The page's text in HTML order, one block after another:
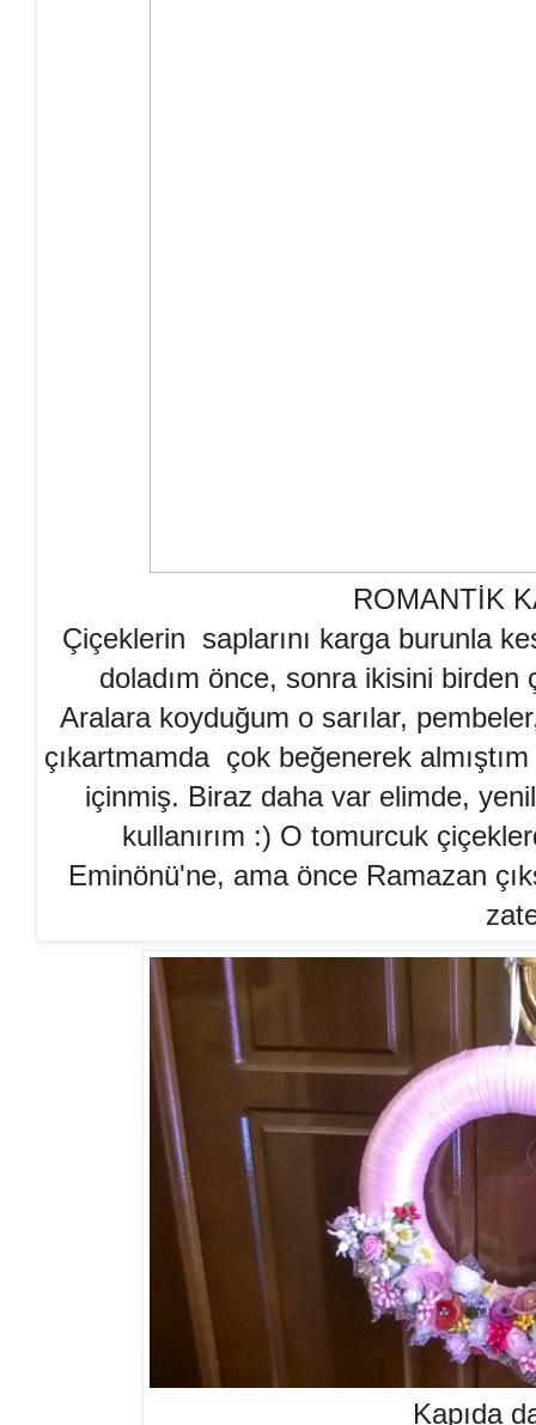
ROMANTİK
Çiçeklerin saplarını karga burunla
doladım önce, sonra ikisini birden
Aralara koyduğum o sarılar,
çıkartmamda çok beğenerek
içinmiş. Biraz daha var elimde,
kullanırım :) O tomurcuk
Eminönü'ne, ama önce Ramazan
Kapıda